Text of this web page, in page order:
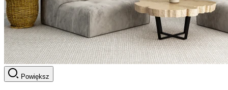
Powiększ